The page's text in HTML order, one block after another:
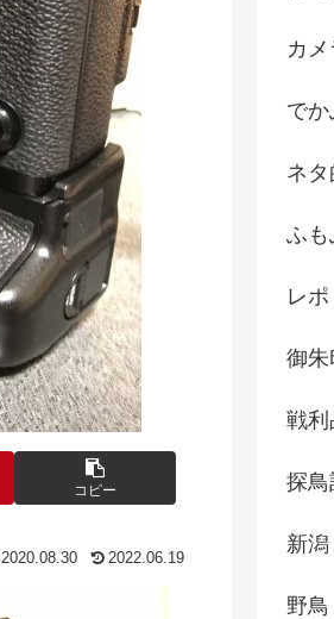
コピー
2020.08.30 2022.06.19
カ
で
ネタ
ふ
レポ
御朱
戦利
探鳥
新潟
野鳥